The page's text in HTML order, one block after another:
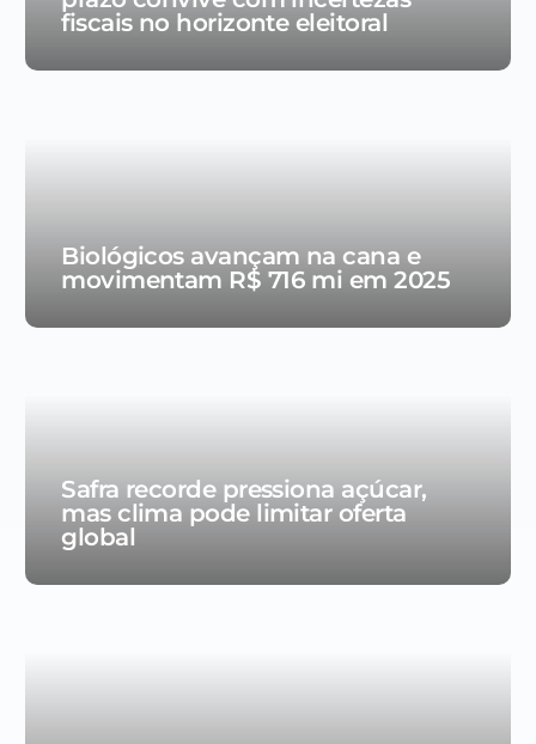
fiscais no horizonte eleitoral
Biológicos avançam na cana e
movimentam R$ 716 mi em 2025
Safra recorde pressiona açúcar,
mas clima pode limitar oferta
global